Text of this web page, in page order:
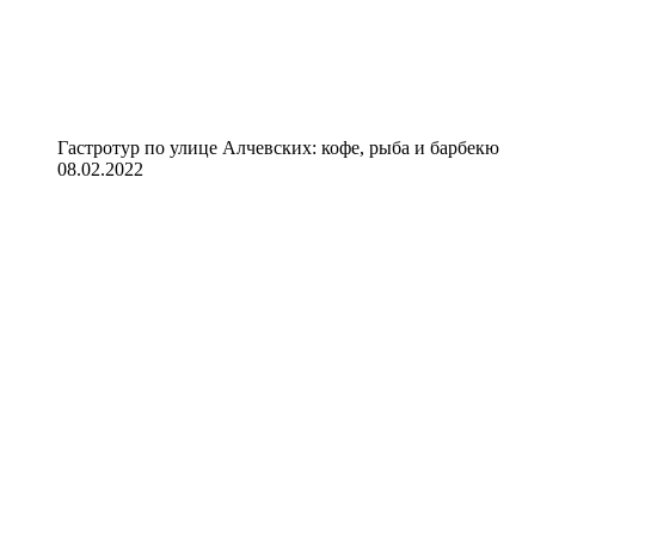
Гастротур по улице Алчевских: кофе, рыба и барбекю
08.02.2022